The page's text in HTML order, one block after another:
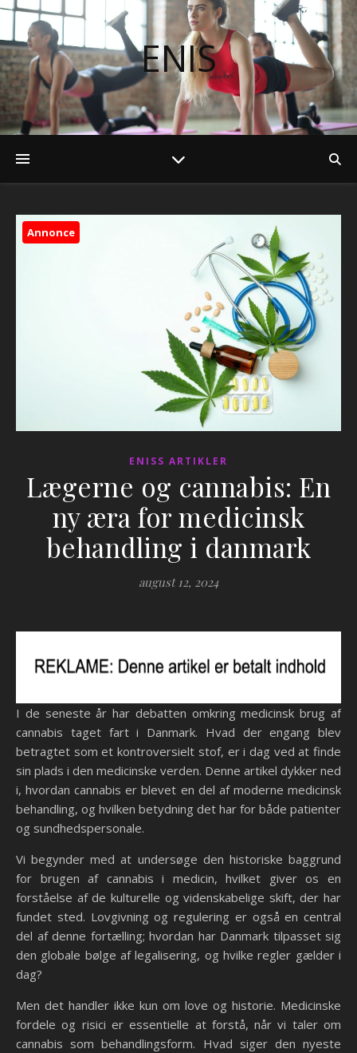
ENIS
Annonce
ENISS ARTIKLER
Lægerne og cannabis: En
ny æra for medicinsk
behandling i danmark
august 12, 2024
I de seneste år har debatten omkring medicinsk brug af
cannabis taget fart i Danmark. Hvad der engang blev
betragtet som et kontroversielt stof, er i dag ved at finde
sin plads i den medicinske verden. Denne artikel dykker ned
i, hvordan cannabis er blevet en del af moderne medicinsk
behandling, og hvilken betydning det har for både patienter
og sundhedspersonale.
Vi begynder med at undersøge den historiske baggrund
for brugen af cannabis i medicin, hvilket giver os en
forståelse af de kulturelle og videnskabelige skift, der har
fundet sted. Lovgivning og regulering er også en central
del af denne fortælling; hvordan har Danmark tilpasset sig
den globale bølge af legalisering, og hvilke regler gælder i
dag?
Men det handler ikke kun om love og historie. Medicinske
fordele og risici er essentielle at forstå, når vi taler om
cannabis som behandlingsform. Hvad siger den nyeste